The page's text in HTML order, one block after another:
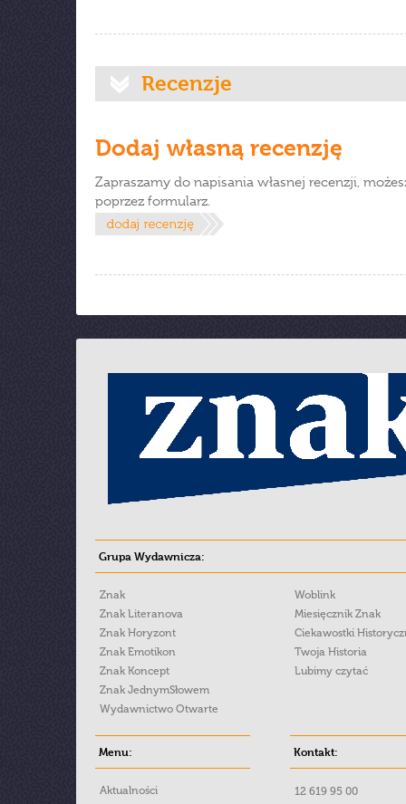
Recenzje
Dodaj własną recenzję
Zapraszamy do napisania własnej recenzji,
poprzez formularz.
Grupa Wydawnicza:
Znak
Znak Literanova
Znak Horyzont
Znak Emotikon
Znak Koncept
Znak JednymSłowem
Wydawnictwo Otwarte
Woblink
Miesięcznik Znak
Ciekawostki
Twoja Historia
Lubimy czytać
Menu:
Aktualności
Kontakt:
12 619 95 00